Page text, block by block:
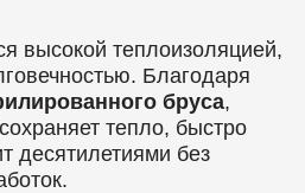
высокой теплоизоляцией,
Благодаря
бруса,
тепло, быстро
десятилетиями без